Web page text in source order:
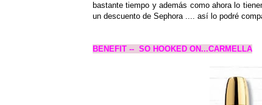
bastante tiempo y además como ahora lo
un descuento de Sephora .... así lo podré
BENEFIT -- SO HOOKED ON...CARMELLA